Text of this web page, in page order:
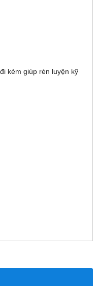
kèm giúp rèn luyện kỹ